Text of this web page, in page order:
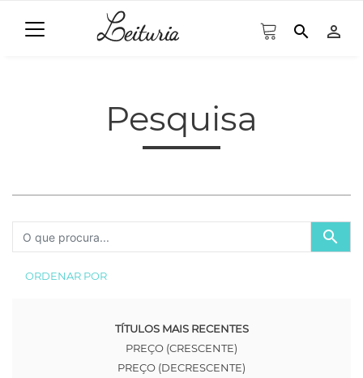
search person_outline
Pesquisa
search
ORDENAR POR
TÍTULOS MAIS RECENTES
PREÇO (CRESCENTE)
PREÇO (DECRESCENTE)